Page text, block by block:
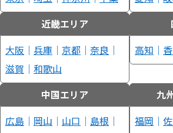
近畿エリア
大阪 ｜ 兵庫 ｜ 京都 ｜ 奈良 ｜
滋賀 ｜ 和歌山
高知 ｜
中国エリア
広島 ｜ 岡山 ｜ 山口 ｜ 島根 ｜
九
福岡 ｜